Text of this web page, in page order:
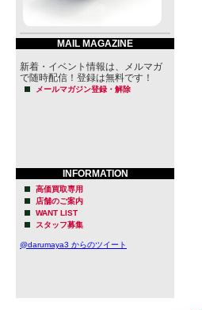
MAIL MAGAZINE
新着・イベント情報は、メルマガ
で随時配信！登録は無料です！
メールマガジン登録・解除
INFORMATION
高価買取専用
店舗のご案内
WANT LIST
スタッフ募集
@darumaya3 からのツイート